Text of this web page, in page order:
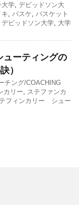
大学, デビッドソン大
キ, バスケ, バスケット
ビッドソン大学, 大学
ューティングの
）
チング/COACHING
カリー, ステファンカ
フィンカリー シュー